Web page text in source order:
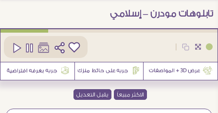
تابلوهات مودرن – إسلامي
الاكثر مبيعاً يقبل التعديل